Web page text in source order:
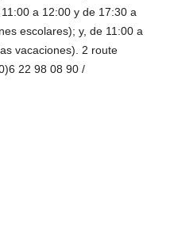
a 12:00 y de 17:30 a
escolares); y, de 11:00 a
vacaciones). 2 route
22 98 08 90 /